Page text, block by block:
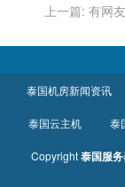
上一篇: 有网
洋，就我偶遇
泰国机房新闻资讯
泰国云主机 泰
Copyright泰国服